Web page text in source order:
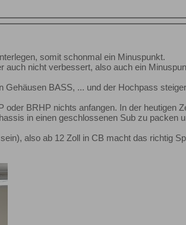
somit schonmal ein Minuspunkt.
auch nicht verbessert, also auch ein
BASS, ... und der Hochpass
BRHP nichts anfangen. In der heutigen
in einen geschlossenen Sub zu packen
also ab 12 Zoll in CB macht das richtig